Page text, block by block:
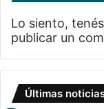
Lo siento,
publicar un
Últimas